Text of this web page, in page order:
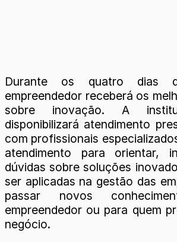
Durante os quatro dias
empreendedor receberá os
sobre inovação. A
disponibilizará atendimento
com profissionais
atendimento para orientar,
dúvidas sobre soluções
ser aplicadas na gestão das
passar novos
empreendedor ou para quem
negócio.